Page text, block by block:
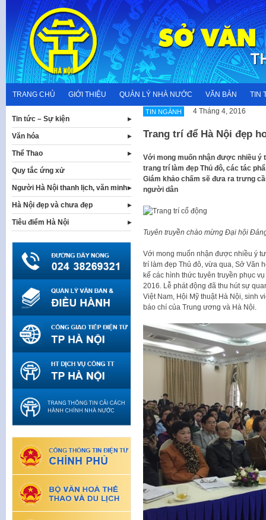
content
TRANG CHỦ GIỚI THIỆU QUẢN LÝ NHÀ NƯỚC VĂN BẢN TIN
TIN NGÀNH 4 Tháng 4, 2016
Trang trí để Hà Nội đẹp
Với mong muốn nhận được nhiều ý
trang trí làm đẹp Thủ đô, các tác
Giám khảo chấm sẽ đưa ra trưng
người dân
Tuyên truyền chào mừng Đại hội
Với mong muốn nhận được nhiều ý
trí làm đẹp Thủ đô, vừa qua, Sở Văn
kế các hình thức tuyên truyền phục
2016. Lễ phát động đã thu hút sự
Việt Nam, Hội Mỹ thuật Hà Nội, sinh
báo chí của Trung ương và Hà Nội.
Tin tức – Sự kiện
Văn hóa
Thể Thao
Quy tắc ứng xử
Người Hà Nội thanh lịch, văn minh
Hà Nội đẹp và chưa đẹp
Tiêu điểm Hà Nội